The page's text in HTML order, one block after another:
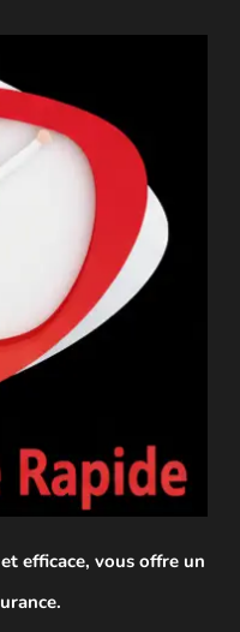
efficace, vous offre un